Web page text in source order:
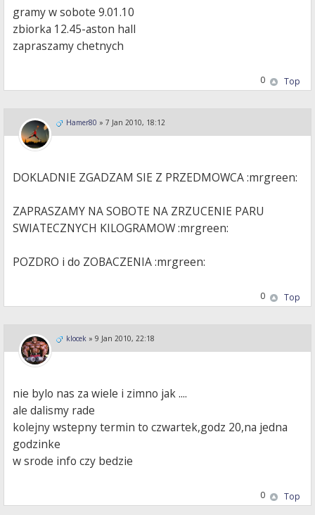
gramy w sobote 9.01.10
zbiorka 12.45-aston hall
zapraszamy chetnych
Top
0
Hamer80 » 7 Jan 2010, 18:12
DOKLADNIE ZGADZAM SIE Z PRZEDMOWCA :mrgreen:
ZAPRASZAMY NA SOBOTE NA ZRZUCENIE PARU
SWIATECZNYCH KILOGRAMOW :mrgreen:
POZDRO i do ZOBACZENIA :mrgreen:
Top
0
klocek » 9 Jan 2010, 22:18
nie bylo nas za wiele i zimno jak ....
ale dalismy rade
kolejny wstepny termin to czwartek,godz 20,na jedna
godzinke
w srode info czy bedzie
Top
0